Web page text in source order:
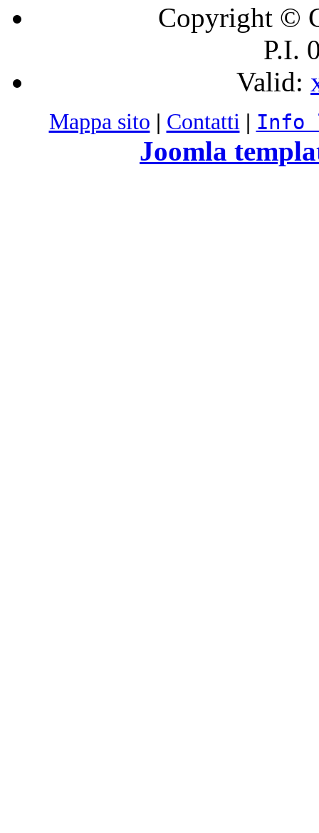
Copyright ©
P.I.
Valid:
Mappa sito | Contatti | Info
Joomla